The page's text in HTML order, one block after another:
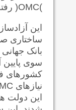
(
OMC
)
این
ساختاری
بانک
سوی
کشورهای
نیازهای
این دولت